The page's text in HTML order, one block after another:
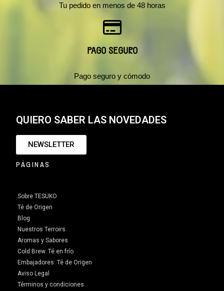
Tu pedido en menos de 48 horas
PAGO SEGURO
Pago seguro y cómodo
QUIERO SABER LAS NOVEDADES
NEWSLETTER
PÁGINAS
Sobre TESUKO
Té de Origen
Blog
Nuestros Terroirs
Aromas y Sabores
Cold Brew. Té en frío
Embajadores: Té de Origen
Aviso Legal
Términos y condiciones